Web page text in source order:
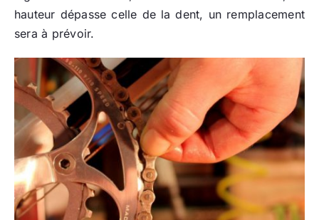
hauteur dépasse celle de la dent, un remplacement
sera à prévoir.